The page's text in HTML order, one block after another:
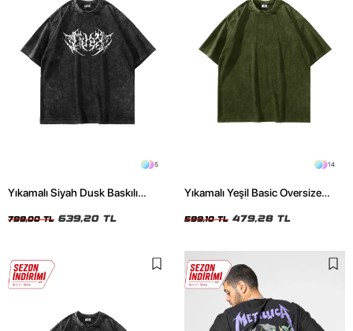
5
Yıkamalı Siyah Dusk Baskılı
799,00 TL 639,20 TL
14
Yıkamalı Yeşil Basic Oversize
599,10 TL 479,28 TL